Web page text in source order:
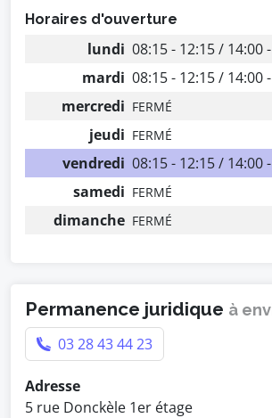
Horaires d'ouverture
lundi 08:15 - 12:15 / 14:00
mardi 08:15 - 12:15 / 14:00
mercredi FERMÉ
jeudi FERMÉ
vendredi 08:15 - 12:15 / 14:00
samedi FERMÉ
dimanche FERMÉ
Permanence juridique à
03 28 43 44 23
Adresse
5 rue Donckèle 1er étage